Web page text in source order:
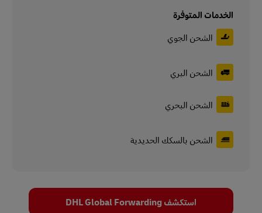
الخدمات المتوفرة
الشحن الجوي
الشحن البري
الشحن البحري
الشحن بالسكك الحديدية
استكشف DHL Global Forwarding